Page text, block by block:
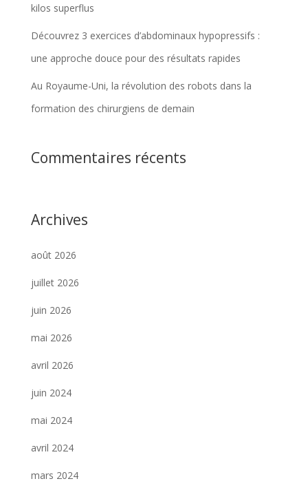
kilos superflus
Découvrez 3 exercices d’abdominaux hypopressifs :
une approche douce pour des résultats rapides
Au Royaume-Uni, la révolution des robots dans la
formation des chirurgiens de demain
Commentaires récents
Archives
août 2026
juillet 2026
juin 2026
mai 2026
avril 2026
juin 2024
mai 2024
avril 2024
mars 2024